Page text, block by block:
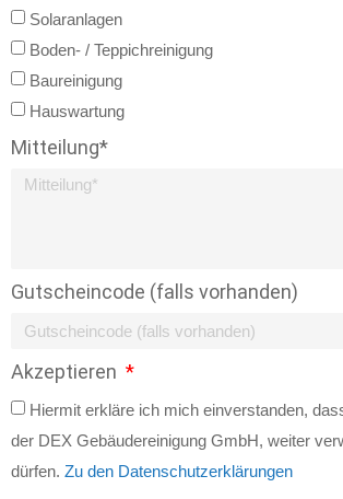
Solaranlagen
Boden- / Teppichreinigung
Baureinigung
Hauswartung
Mitteilung*
Gutscheincode (falls vorhanden)
Akzeptieren
Hiermit erkläre ich mich einverstanden,
der DEX Gebäudereinigung GmbH, weiter
dürfen. Zu den Datenschutzerklärungen